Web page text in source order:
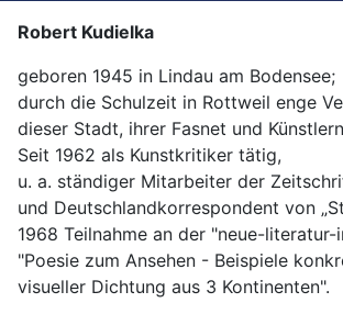
Robert Kudielka
geboren 1945 in Lindau am Bodensee;
durch die Schulzeit in Rottweil enge
dieser Stadt, ihrer Fasnet und
Seit 1962 als Kunstkritiker tätig,
u. a. ständiger Mitarbeiter der
und Deutschlandkorrespondent von
1968 Teilnahme an der "neue-
"Poesie zum Ansehen - Beispiele
visueller Dichtung aus 3 Kontinenten".